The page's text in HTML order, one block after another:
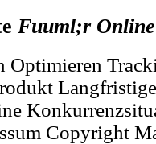
Fuuml;r Online
Optimieren
Copyright